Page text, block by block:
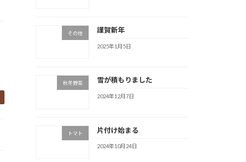
その他 謹賀新年
2025年1月5日
秋冬野菜 雪が積もりました
2024年12月7日
トマト 片付け始まる
2024年10月24日